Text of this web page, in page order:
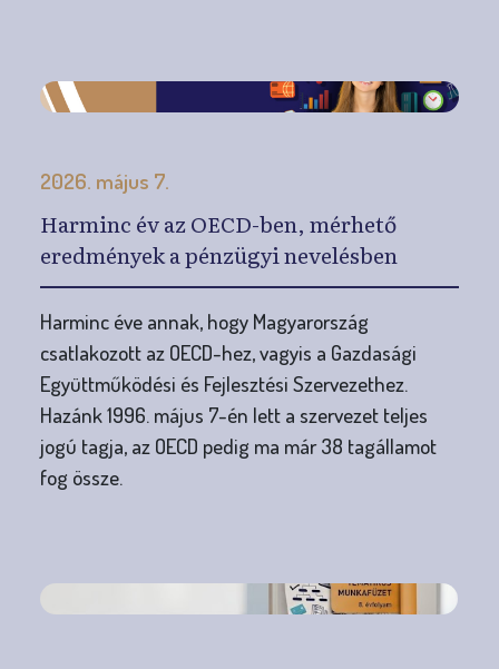
2026. május 7.
Harminc év az OECD-ben, mérhető
eredmények a pénzügyi nevelésben
Harminc éve annak, hogy Magyarország
csatlakozott az OECD-hez, vagyis a Gazdasági
Együttműködési és Fejlesztési Szervezethez.
Hazánk 1996. május 7-én lett a szervezet teljes
jogú tagja, az OECD pedig ma már 38 tagállamot
fog össze.